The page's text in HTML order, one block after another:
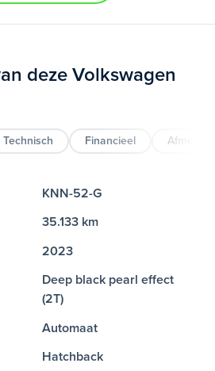
deze Volkswagen
Technisch Financieel
KNN-52-G
35.133 km
2023
Deep black pearl effect
(2T)
Automaat
Hatchback